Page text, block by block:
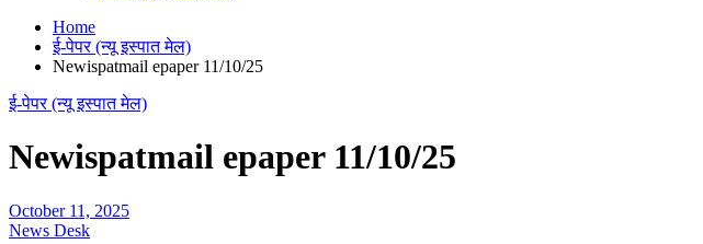
Home
ई-पेपर (न्यू इस्पात मेल)
Newispatmail epaper 11/10/25
ई-पेपर (न्यू इस्पात मेल)
Newispatmail epaper 11/10/25
October 11, 2025
News Desk